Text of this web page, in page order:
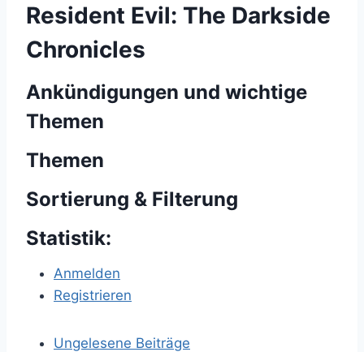
Resident Evil: The Darkside
Chronicles
Ankündigungen und wichtige
Themen
Themen
Sortierung & Filterung
Statistik:
Anmelden
Registrieren
Ungelesene Beiträge